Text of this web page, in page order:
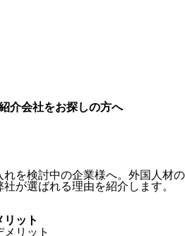
介会社をお探しの方へ
を検討中の企業様へ。外国人材の
が選ばれる理由を紹介します。
リット